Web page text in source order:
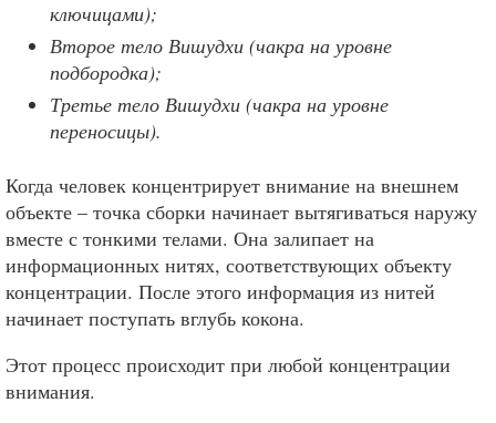
ключицами);
Второе тело Вишудхи (чакра на уровне
подбородка);
Третье тело Вишудхи (чакра на уровне
переносицы).
Когда человек концентрирует внимание на внешнем
объекте – точка сборки начинает вытягиваться наружу
вместе с тонкими телами. Она залипает на
информационных нитях, соответствующих объекту
концентрации. После этого информация из нитей
начинает поступать вглубь кокона.
Этот процесс происходит при любой концентрации
внимания.